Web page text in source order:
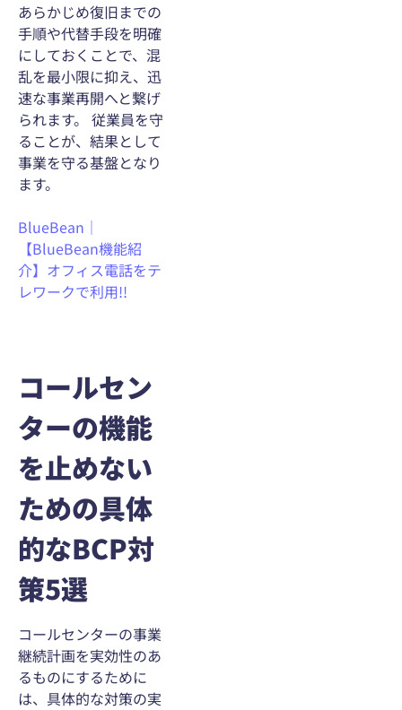
あらかじめ復旧までの
手順や代替手段を明確
にしておくことで、混
乱を最小限に抑え、迅
速な事業再開へと繋げ
られます。 従業員を守
ることが、結果として
事業を守る基盤となり
ます。
BlueBean｜
【BlueBean機能紹
介】オフィス電話をテ
レワークで利用!!
コールセン
ターの機能
を止めない
ための具体
的なBCP対
策5選
コールセンターの事業
継続計画を実効性のあ
るものにするために
は、具体的な対策の実